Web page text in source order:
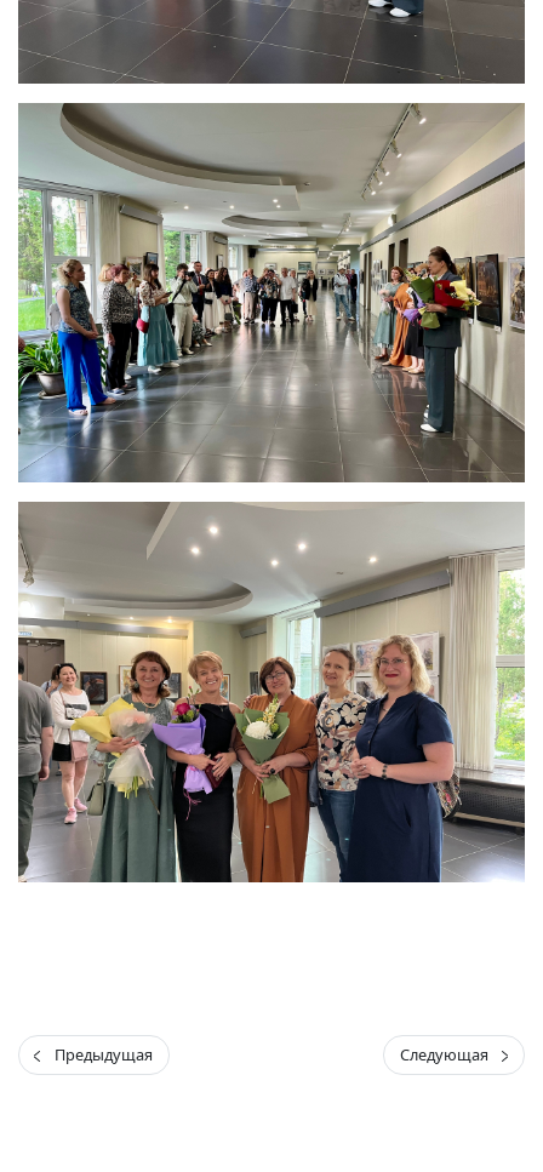
Предыдущая Следующая